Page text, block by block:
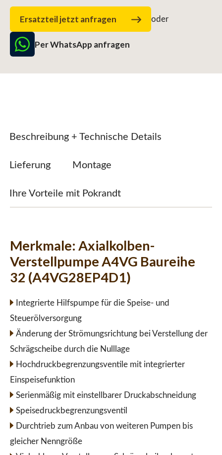
Ersatzteil jetzt anfragen oder
Per WhatsApp anfragen
Beschreibung + Technische Details
Lieferung Montage
Ihre Vorteile mit Pokrandt
Merkmale: Axialkolben-
Verstellpumpe A4VG Baureihe
32 (A4VG28EP4D1)
Integrierte Hilfspumpe für die Speise- und
Steuerölversorgung
Änderung der Strömungsrichtung bei Verstellung der
Schrägscheibe durch die Nulllage
Hochdruckbegrenzungsventile mit integrierter
Einspeisefunktion
Serienmäßig mit einstellbarer Druckabschneidung
Speisedruckbegrenzungsventil
Durchtrieb zum Anbau von weiteren Pumpen bis
gleicher Nenngröße